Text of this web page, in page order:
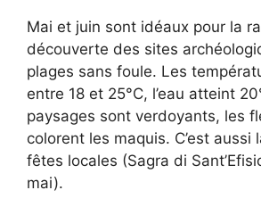
Mai et juin sont idéaux pour la
découverte des sites
plages sans foule. Les
entre 18 et 25°C, l’eau atteint
paysages sont verdoyants, les
colorent les maquis. C’est aussi
fêtes locales (Sagra di
mai).